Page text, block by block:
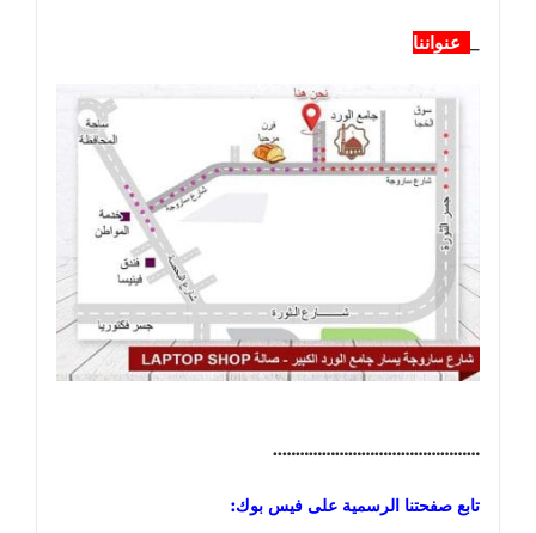
عنواننا
………………………………………..
تابع صفحتنا الرسمية على فيس بوك: